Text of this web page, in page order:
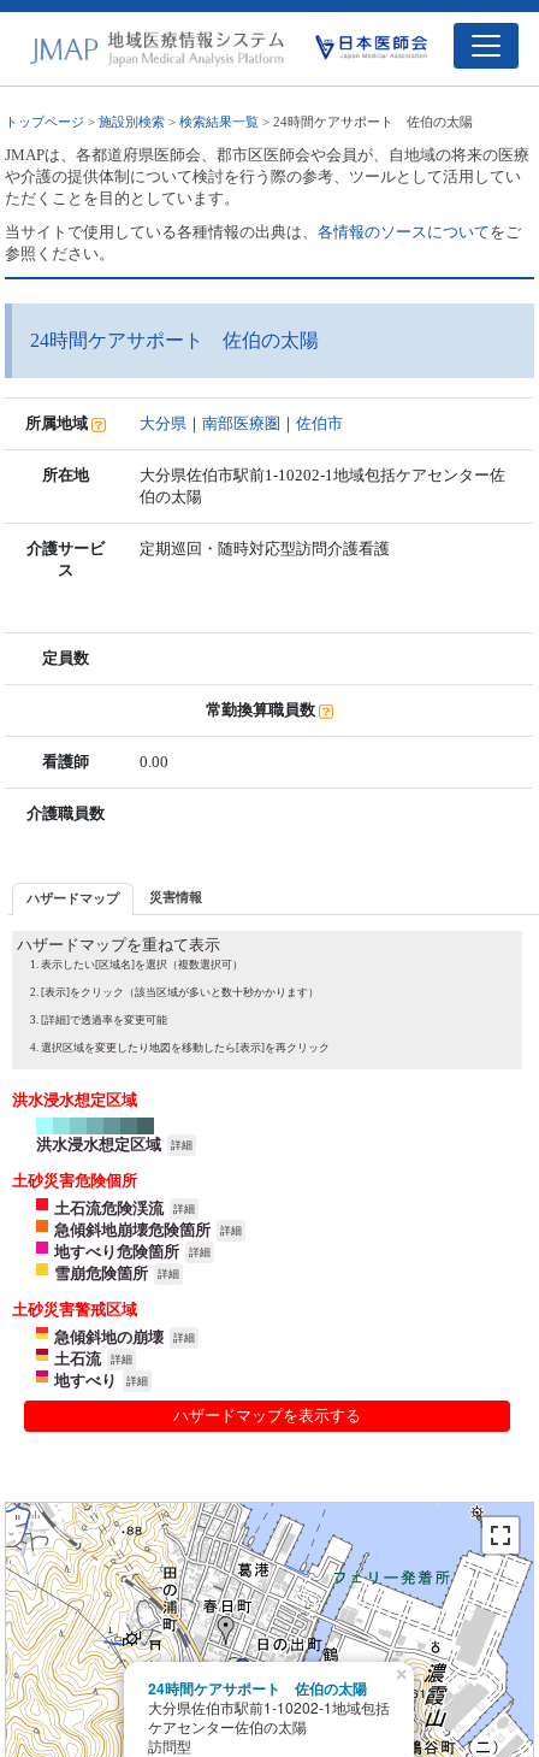
トップページ >施設別検索 >検索結果一覧 > 24時間ケアサポート 佐伯の太陽
JMAPは、各都道府県医師会、郡市区医師会や会員が、自地域の将来の医療
や介護の提供体制について検討を行う際の参考、ツールとして活用してい
ただくことを目的としています。
当サイトで使用している各種情報の出典は、各情報のソースについてをご
参照ください。
24時間ケアサポート 佐伯の太陽
所属地域 大分県 ｜南部医療圏 ｜佐伯市
所在地
大分県佐伯市駅前1-10202-1地域包括ケアセンター佐
伯の太陽
介護サービ
ス
定期巡回・随時対応型訪問介護看護
定員数
常勤換算職員数
看護師 0.00
介護職員数
ハザードマップ 災害情報
ハザードマップを重ねて表示
表示したい[区域名]を選択（複数選択可）
[表示]をクリック（該当区域が多いと数十秒かかります）
[詳細]で透過率を変更可能
選択区域を変更したり地図を移動したら[表示]を再クリック
洪水浸水想定区域
洪水浸水想定区域 詳細
土砂災害危険個所
土石流危険渓流
詳細
急傾斜地崩壊危険箇所 詳細
地すべり危険箇所 詳細
雪崩危険箇所 詳細
土砂災害警戒区域
急傾斜地の崩壊
詳細
土石流 詳細
地すべり 詳細
ハザードマップを表示する
24時間ケアサポート 佐伯の太陽
大分県佐伯市駅前1-10202-1地域包括
ケアセンター佐伯の太陽
訪問型
×